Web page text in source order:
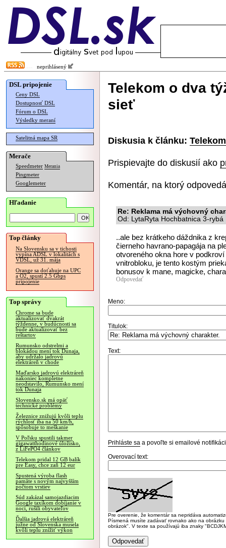
neprihlásený
DSL pripojenie
Ceny DSL
Dostupnosť DSL
Fórum o DSL
Výsledky meraní
Satelitná mapa SR
Merače
Speedmeter Merania
Pingmeter
Googlemeter
Hľadanie
Top články
Na Slovensku sa v tichosti
vypína ADSL v lokalitách s
VDSL, už 31. mája
Orange sa doťahuje na UPC
a O2, spustí 2.5 Gbps
pripojenie
Top správy
Chrome sa bude
aktualizovať dvakrát
týždenne, v budúcnosti sa
bude aktualizovať bez
reštartov
Rumunsko odstrelmi a
blokádou mení tok Dunaja,
aby udržalo jadrovú
elektráreň v chode
Maďarsko jadrovú elektráreň
nakoniec kompletne
neodstavilo, Rumunsko mení
tok Dunaja
Slovensko.sk má opäť
technické problémy
Železnice znižujú kvôli teplu
rýchlosť iba na 50 km/h,
spôsobuje to meškanie
V Poľsku spustili takmer
gigawatthodinové úložisko,
z LiFePO4 článkov
Telekom pridal 12 GB balík
pre Easy, chce zaň 12 eur
Spustená výroba flash
pamäte s novým najvyšším
počtom vrstiev
Súd zakázal samojazdiacim
Google taxíkom dobíjanie v
noci, rušili obyvateľov
Ďalšia jadrová elektráreň
južne od Slovenska musela
kvôli teplu znížiť výkon
Telekom o dva
sieť
Diskusia k článku:
Prispievajte do diskusií ako
Komentár, na ktorý
Re: Reklama má výchovný
Od: LytaRyta Hochbatnica 3-
..ale bez krátkeho dáždnika z
čierneho havrano-papagája na
otvoreného okna hore v
vnitrobloku, je tento kostým
bonusov k mane, magicke,
Odpovedať
Meno:
Titulok:
Text:
Prihláste sa a povoľte si emailové
Overovací text:
Pre overenie, že komentár sa nepridáva
Písmená musíte zadávať rovnako ako na
obrázok". V texte sa používajú iba znaky